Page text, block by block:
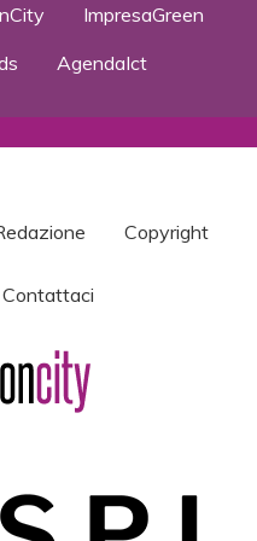
ImpresaGreen
AgendaIct
Copyright
Contattaci